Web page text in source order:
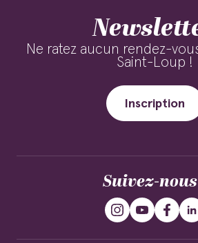
Ne ratez aucun rendez-
Saint-Loup !
Inscription
Suivez-